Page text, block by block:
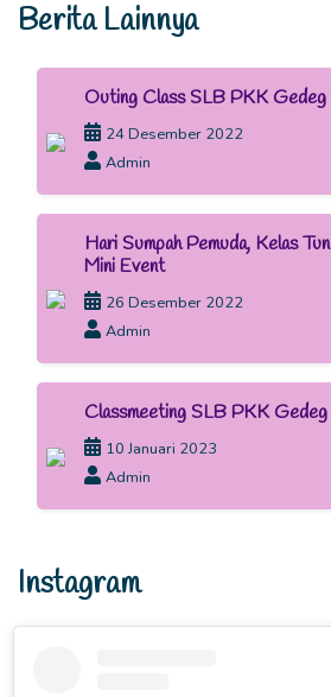
Berita Lainnya
Outing Class SLB PKK Gedeg
24 Desember 2022
Admin
Hari Sumpah Pemuda, Kelas
Mini Event
26 Desember 2022
Admin
Classmeeting SLB PKK Gedeg
10 Januari 2023
Admin
Instagram